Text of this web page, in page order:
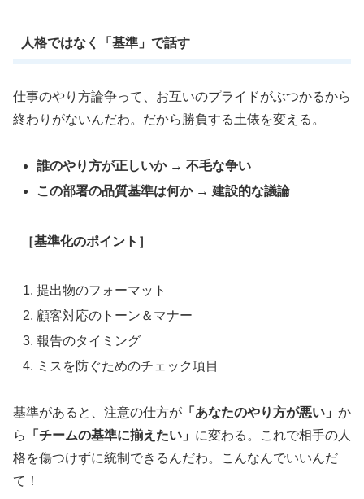
人格ではなく「基準」で話す
仕事のやり方論争って、お互いのプライドがぶつかるから
終わりがないんだわ。だから勝負する土俵を変える。
誰のやり方が正しいか → 不毛な争い
この部署の品質基準は何か → 建設的な議論
［基準化のポイント］
提出物のフォーマット
顧客対応のトーン＆マナー
報告のタイミング
ミスを防ぐためのチェック項目
基準があると、注意の仕方が 「あなたのやり方が悪い」 か
ら
「チームの基準に揃えたい」 に変わる。これで相手の人
格を傷つけずに統制できるんだわ。こんなんでいいんだ
て！